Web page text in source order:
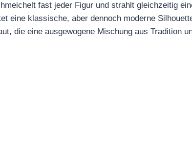
fast jeder Figur und strahlt gleichzeitig
eine klassische, aber dennoch moderne
die eine ausgewogene Mischung aus Tradition